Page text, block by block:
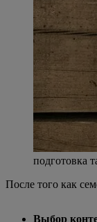
подготовка
После того как
Выбор